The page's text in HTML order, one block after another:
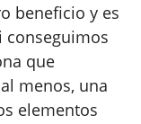
beneficio y es
conseguimos
que
menos, una
elementos